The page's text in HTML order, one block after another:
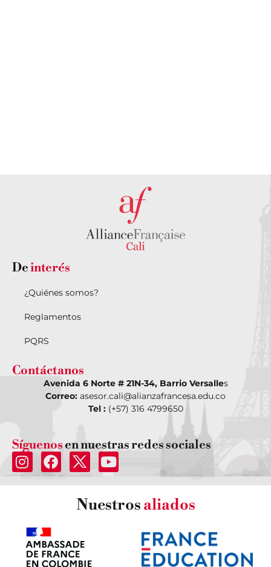
Deinterés
¿Quiénes somos?
Reglamentos
PQRS
Contáctanos
Avenida 6 Norte # 21N-34, Barrio Versalles
Correo: asesor.cali@alianzafrancesa.edu.co
Tel :(+57) 316 4799650
Síguenosen nuestras redes sociales
Nuestrosaliados